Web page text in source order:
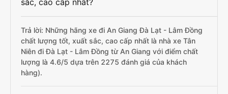
sắc, cao cấp nhất?
Trả lời: Những hãng xe đi An Giang Đà Lạt - Lâm Đồng
chất lượng tốt, xuất sắc, cao cấp nhất là nhà xe Tân
Niên đi Đà Lạt - Lâm Đồng từ An Giang với điểm chất
lượng là 4.6/5 dựa trên 2275 đánh giá của khách
hàng).